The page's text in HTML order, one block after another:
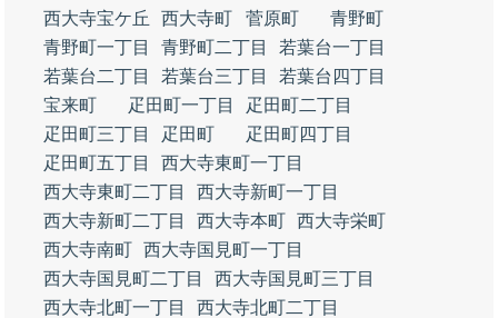
西大寺宝ケ丘
西大寺町 菅原町
青野町
青野町一丁目
青野町二丁目
若葉台一丁目
若葉台二丁目
若葉台三丁目
若葉台四丁目
宝来町
疋田町一丁目
疋田町二丁目
疋田町三丁目
疋田町
疋田町四丁目
疋田町五丁目
西大寺東町一丁目
西大寺東町二丁目
西大寺新町一丁目
西大寺新町二丁目
西大寺本町 西大寺栄町
西大寺南町 西大寺国見町一丁目
西大寺国見町二丁目
西大寺国見町三丁目
西大寺北町一丁目
西大寺北町二丁目